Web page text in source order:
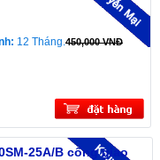
12 Tháng.450,000 VNĐ
25A/B cổng giao